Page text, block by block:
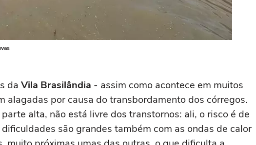
da Vila Brasilândia - assim como acontece em muitos
alagadas por causa do transbordamento dos córregos.
alta, não está livre dos transtornos: ali, o risco é de
são grandes também com as ondas de calor